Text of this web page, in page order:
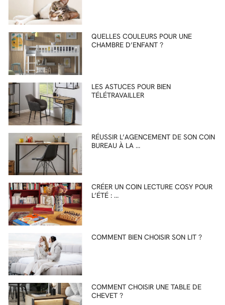
QUELLES COULEURS POUR UNE
CHAMBRE D’ENFANT ?
LES ASTUCES POUR BIEN
TÉLÉTRAVAILLER
RÉUSSIR L’AGENCEMENT DE SON COIN
BUREAU À LA …
CRÉER UN COIN LECTURE COSY POUR
L’ÉTÉ : …
COMMENT BIEN CHOISIR SON LIT ?
COMMENT CHOISIR UNE TABLE DE
CHEVET ?